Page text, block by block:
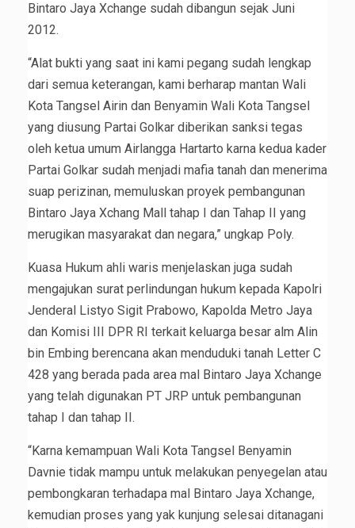
Bintaro Jaya Xchange sudah dibangun sejak Juni
2012.
“Alat bukti yang saat ini kami pegang sudah lengkap
dari semua keterangan, kami berharap mantan Wali
Kota Tangsel Airin dan Benyamin Wali Kota Tangsel
yang diusung Partai Golkar diberikan sanksi tegas
oleh ketua umum Airlangga Hartarto karna kedua kader
Partai Golkar sudah menjadi mafia tanah dan menerima
suap perizinan, memuluskan proyek pembangunan
Bintaro Jaya Xchang Mall tahap I dan Tahap II yang
merugikan masyarakat dan negara,” ungkap Poly.
Kuasa Hukum ahli waris menjelaskan juga sudah
mengajukan surat perlindungan hukum kepada Kapolri
Jenderal Listyo Sigit Prabowo, Kapolda Metro Jaya
dan Komisi III DPR RI terkait keluarga besar alm Alin
bin Embing berencana akan menduduki tanah Letter C
428 yang berada pada area mal Bintaro Jaya Xchange
yang telah digunakan PT JRP untuk pembangunan
tahap I dan tahap II.
“Karna kemampuan Wali Kota Tangsel Benyamin
Davnie tidak mampu untuk melakukan penyegelan atau
pembongkaran terhadapa mal Bintaro Jaya Xchange,
kemudian proses yang yak kunjung selesai ditanagani